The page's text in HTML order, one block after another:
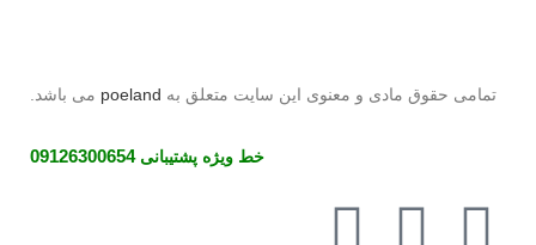
تمامی حقوق مادی و معنوی این سایت متعلق به poeland می باشد.
خط ویژه پشتیبانی 09126300654